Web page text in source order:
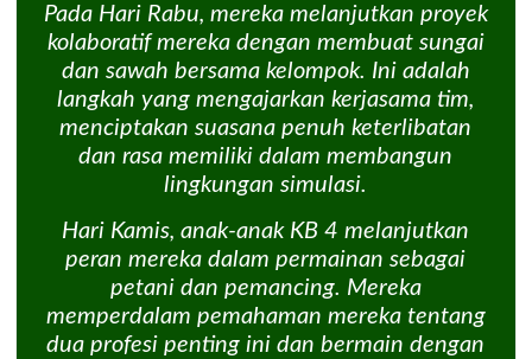
Pada Hari Rabu, mereka melanjutkan proyek
kolaboratif mereka dengan membuat sungai
dan sawah bersama kelompok. Ini adalah
langkah yang mengajarkan kerjasama tim,
menciptakan suasana penuh keterlibatan
dan rasa memiliki dalam membangun
lingkungan simulasi.
Hari Kamis, anak-anak KB 4 melanjutkan
peran mereka dalam permainan sebagai
petani dan pemancing. Mereka
memperdalam pemahaman mereka tentang
dua profesi penting ini dan bermain dengan